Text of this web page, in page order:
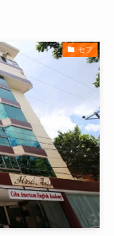
セブ